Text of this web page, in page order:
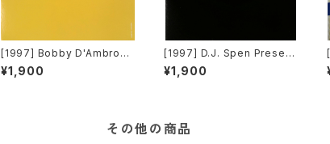
[1997] Bobby D'Ambrosi
o Featuring Michelle We
eks – Moment Of My Lif
¥1,900
[1997] D.J. Spen Present
s Jasper Street Compan
y – Solid Ground [Basem
¥1,900
その他の商品